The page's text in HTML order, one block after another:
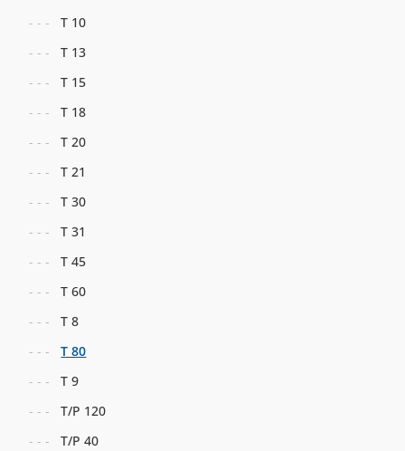
T 10
T 13
T 15
T 18
T 20
T 21
T 30
T 31
T 45
T 60
T 8
T 80
T 9
T/P 120
T/P 40